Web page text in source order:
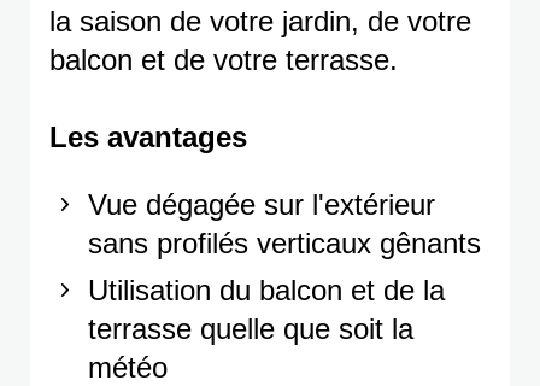
la saison de votre jardin, de votre
balcon et de votre terrasse.
Les avantages
Vue dégagée sur l'extérieur
sans profilés verticaux gênants
Utilisation du balcon et de la
terrasse quelle que soit la
météo